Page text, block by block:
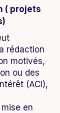
( projets
rédaction
motivés,
ou des
(ACI),
en